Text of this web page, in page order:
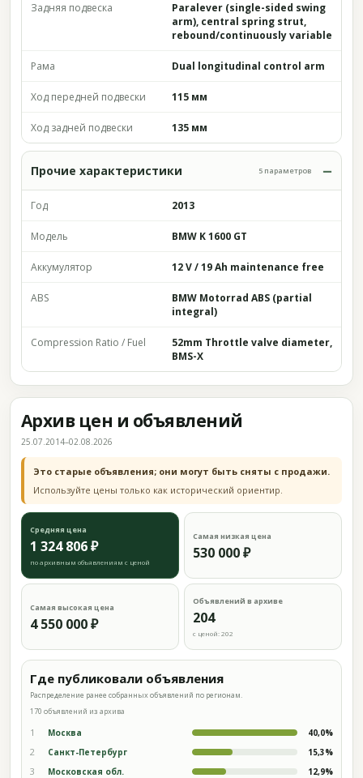
Задняя подвеска
Paralever (single-sided swing
arm), central spring strut,
rebound/continuously variable
Рама Dual longitudinal control arm
Ход передней подвески 115 мм
Ход задней подвески 135 мм
Прочие характеристики 5 параметров
Год 2013
Модель BMW K 1600 GT
Аккумулятор 12 V / 19 Ah maintenance free
ABS
BMW Motorrad ABS (partial
integral)
Compression Ratio / Fuel
52mm Throttle valve diameter,
BMS-X
Архив цен и объявлений
25.07.2014–02.08.2026
Это старые объявления; они могут быть сняты с продажи.
Используйте цены только как исторический ориентир.
Средняя цена
1 324 806 ₽
по архивным объявлениям с ценой
Самая низкая цена
530 000 ₽
Самая высокая цена
4 550 000 ₽
Объявлений в архиве
204
с ценой: 202
Где публиковали объявления
Распределение ранее собранных объявлений по регионам.
170 объявлений из архива
1 Москва 40,0%
2 Санкт-Петербург 15,3%
3 Московская обл. 12,9%